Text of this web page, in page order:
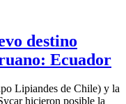
destino
Ecuador
Lipiandes de Chile) y la
hicieron posible la